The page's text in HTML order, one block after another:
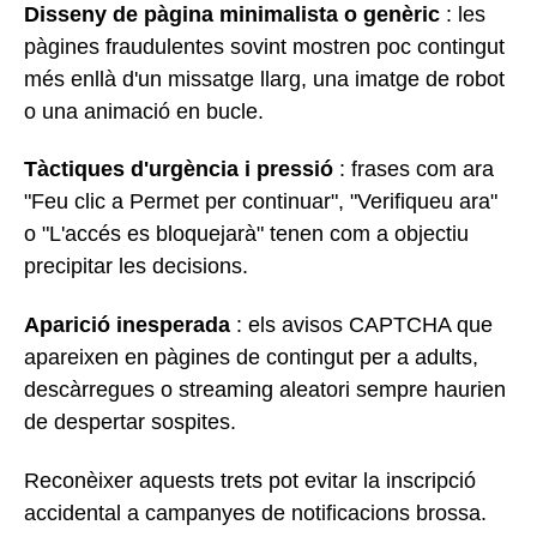
Disseny de pàgina minimalista o genèric : les
pàgines fraudulentes sovint mostren poc contingut
més enllà d'un missatge llarg, una imatge de robot
o una animació en bucle.
Tàctiques d'urgència i pressió : frases com ara
"Feu clic a Permet per continuar", "Verifiqueu ara"
o "L'accés es bloquejarà" tenen com a objectiu
precipitar les decisions.
Aparició inesperada : els avisos CAPTCHA que
apareixen en pàgines de contingut per a adults,
descàrregues o streaming aleatori sempre haurien
de despertar sospites.
Reconèixer aquests trets pot evitar la inscripció
accidental a campanyes de notificacions brossa.